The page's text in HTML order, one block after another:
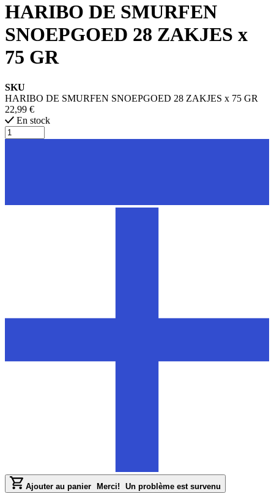
HARIBO DE SMURFEN
SNOEPGOED 28 ZAKJES x
75 GR
SKU
HARIBO DE SMURFEN SNOEPGOED 28 ZAKJES x 75 GR
22,99 €
En stock
Ajouter au panier Merci! Un problème est survenu